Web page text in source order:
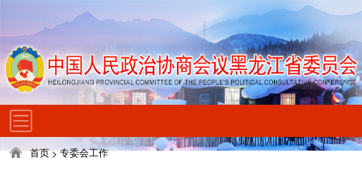
首页>专委会工作